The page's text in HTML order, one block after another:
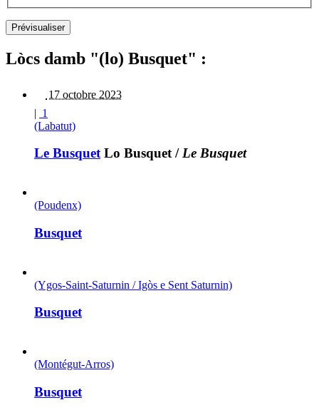
Lòcs damb "(lo) Busquet" :
17 octobre 2023
| 1
(Labatut)
Le BusquetLo Busquet/Le Busquet
(Poudenx)
Busquet
(Ygos-Saint-Saturnin / Igòs e Sent Saturnin)
Busquet
(Montégut-Arros)
Busquet